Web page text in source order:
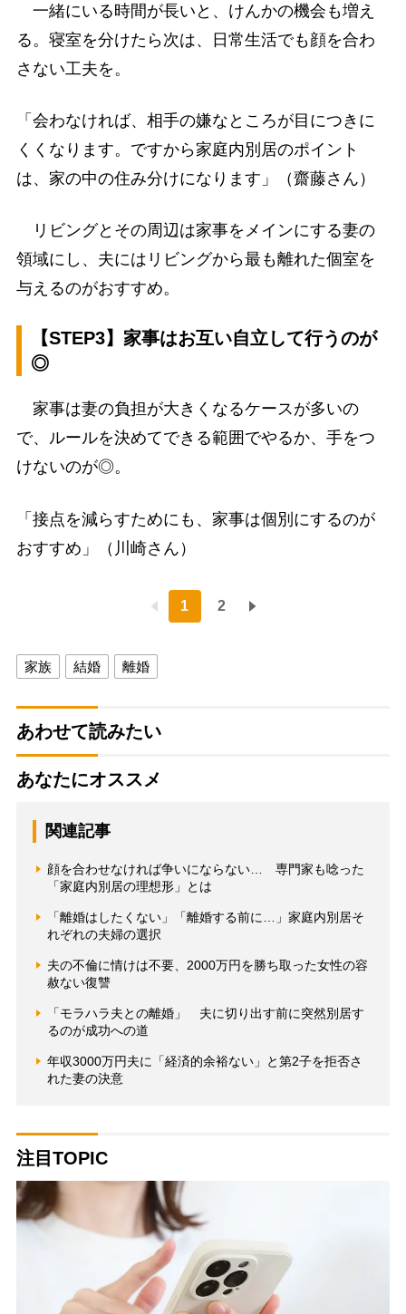
一緒にいる時間が長いと、けんかの機会も増え
る。寝室を分けたら次は、日常生活でも顔を合わ
さない工夫を。
「会わなければ、相手の嫌なところが目につきに
くくなります。ですから家庭内別居のポイント
は、家の中の住み分けになります」（齋藤さん）
リビングとその周辺は家事をメインにする妻の
領域にし、夫にはリビングから最も離れた個室を
与えるのがおすすめ。
【STEP3】家事はお互い自立して行うのが
◎
家事は妻の負担が大きくなるケースが多いの
で、ルールを決めてできる範囲でやるか、手をつ
けないのが◎。
「接点を減らすためにも、家事は個別にするのが
おすすめ」（川崎さん）
1 2
家族 結婚 離婚
あわせて読みたい
あなたにオススメ
関連記事
顔を合わせなければ争いにならない… 専門家も唸った
「家庭内別居の理想形」とは
「離婚はしたくない」「離婚する前に…」家庭内別居そ
れぞれの夫婦の選択
夫の不倫に情けは不要、2000万円を勝ち取った女性の容
赦ない復讐
「モラハラ夫との離婚」 夫に切り出す前に突然別居す
るのが成功への道
年収3000万円夫に「経済的余裕ない」と第2子を拒否さ
れた妻の決意
注目TOPIC